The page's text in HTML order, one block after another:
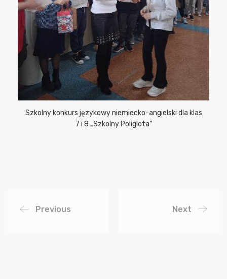
Szkolny konkurs językowy niemiecko-angielski dla klas
7 i 8 „Szkolny Poliglota”
Previous Next